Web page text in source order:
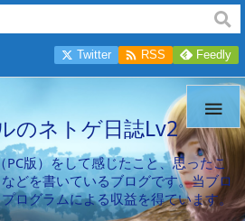
のネトゲ日誌Lv2
PC版）をして感じたこと、思ったこ
どを書いているブログです。当ブロ
ログラムによる収益を得ています。

Twitter  RSS Feedly